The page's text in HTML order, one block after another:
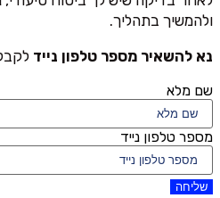
ולהמשיך בתהליך.
נא להשאיר מספר טלפון נייד
שם מלא
מספר טלפון נייד
שליחה